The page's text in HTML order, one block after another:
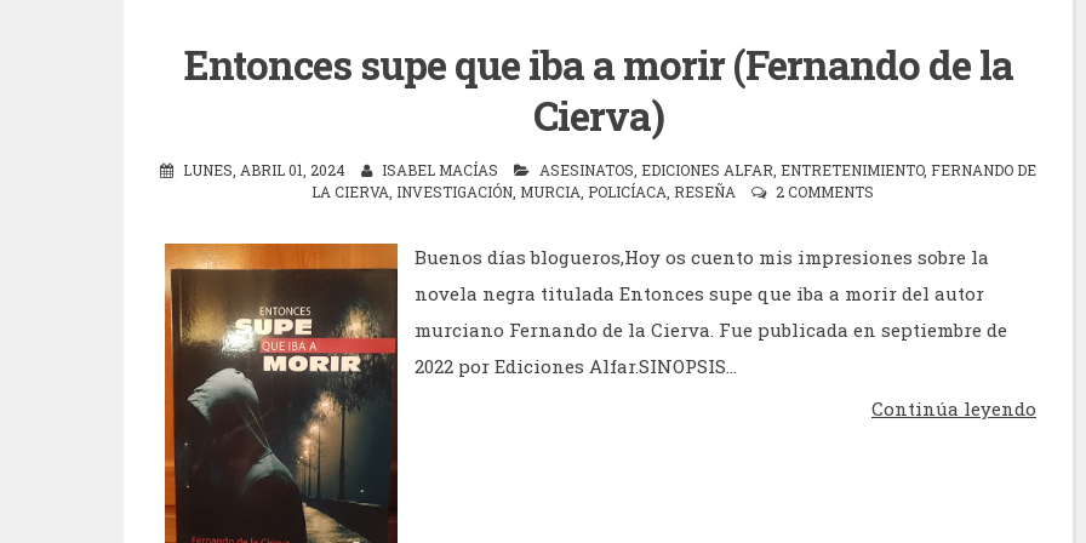
Entonces supe que iba a morir (Fernando de la
Cierva)
LUNES, ABRIL 01, 2024 ISABEL MACÍAS ASESINATOS EDICIONES ALFAR ENTRETENIMIENTO, FERNANDO DE
LA CIERVA INVESTIGACIÓN, MURCIA POLICÍACA RESEÑA 2 COMMENTS
Buenos días blogueros,Hoy os cuento mis impresiones sobre la
novela negra titulada Entonces supe que iba a morir del autor
murciano Fernando de la Cierva. Fue publicada en septiembre de
2022 por Ediciones Alfar.SINOPSIS...
Continúa leyendo